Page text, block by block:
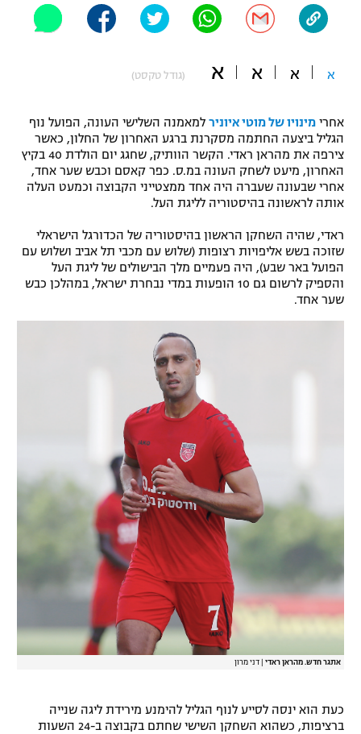
"מחצית בשכונה" – פודקאסט
משתתפים וזוכים בפרסים
תקנון משתתפים וזוכים בפרסים
תקנון עבור פעילות אלקטרה
תקנון עבור פעילות ספורט 1 – "מרלן"
טניס
גיימינג E-Sports
תנאי שימוש
מדיניות פרטיות
רשיון להקרנה פומבית לבית עסק
הצטרפות לחבילת הערוצים
לוח דרושים – ג'ובנט
המגזין
אופניים
ספורט מוטורי
פוטבול אמריקאי NFL
בייסבול MLB
אומנויות לחימה
גיימינג E-Sports
א א א א (גודל טקסט)
אחרי מינויו של מוטי איוניר למאמנה השלישי העונה, הפועל נוף
הגליל ביצעה החתמה מסקרנת ברגע האחרון של החלון, כאשר
צירפה את מהראן ראדי. הקשר הוותיק, שחגג יום הולדת 40 בקיץ
האחרון, מיעט לשחק העונה במ.ס. כפר קאסם וכבש שער אחד,
אחרי שבעונה שעברה היה אחד ממצטייני הקבוצה וכמעט העלה
אותה לראשונה בהיסטוריה לליגת העל.
ראדי, שהיה השחקן הראשון בהיסטוריה של הכדורגל הישראלי
שזוכה בשש אליפויות רצופות (שלוש עם מכבי תל אביב ושלוש עם
הפועל באר שבע), היה פעמיים מלך הבישולים של ליגת העל
והספיק לרשום גם 10 הופעות במדי נבחרת ישראל, במהלכן כבש
שער אחד.
אתגר חדש. מהראן ראדי דני מרון
כעת הוא ינסה לסייע לנוף הגליל להימנע מירידת ליגה שנייה
ברציפות, כשהוא השחקן השישי שחתם בקבוצה ב-24 השעות